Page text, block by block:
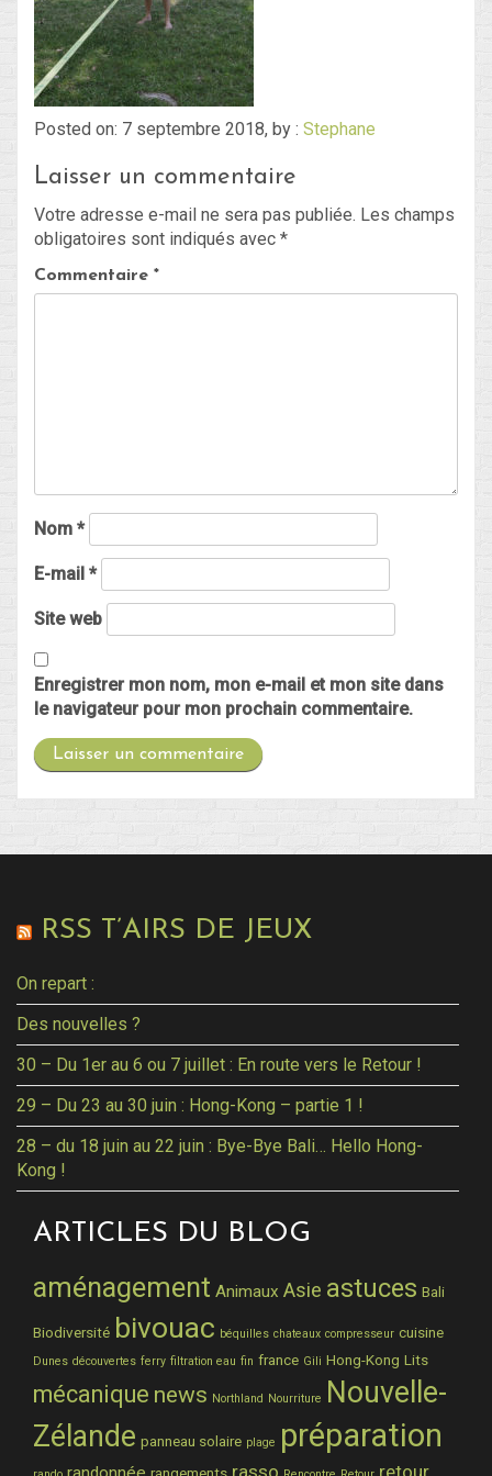
Blog
Non classé
Connexion
Flux des publications
Posted on: 7 septembre 2018, by : Stephane
Laisser un commentaire
Votre adresse e-mail ne sera pas publiée. Les champs
obligatoires sont indiqués avec *
Commentaire *
Nom *
E-mail *
Site web
Enregistrer mon nom, mon e-mail et mon site dans
le navigateur pour mon prochain commentaire.
RSS T’AIRS DE JEUX
On repart :
Des nouvelles ?
30 – Du 1er au 6 ou 7 juillet : En route vers le Retour !
29 – Du 23 au 30 juin : Hong-Kong – partie 1 !
28 – du 18 juin au 22 juin : Bye-Bye Bali… Hello Hong-
Kong !
ARTICLES DU BLOG
aménagement Animaux Asie astuces Bali
Biodiversité bivouac béquilles chateaux compresseur cuisine
Dunes découvertes ferry filtration eau fin france Gili Hong-Kong Lits
mécanique news Northland Nourriture Nouvelle-
Zélande panneau solaire plage préparation
rasso retour